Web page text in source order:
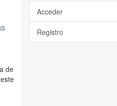
de
Acceder
Registro